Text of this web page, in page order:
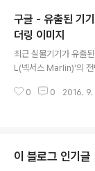
이폰7 플러스는 강한
상적으로 동작하는 것
温の「スマホ業界新聞」
구글 - 유출된 기
더링 이미지
최근 실물기기가 유출
L(넥서스 Marlin)'의 전
후속 '픽셀 XL'은 대만
니다. 또한, 레퍼런스 모
하드웨어 홈버튼이 없
0 0 2016. 9.
이 블로그 인기글